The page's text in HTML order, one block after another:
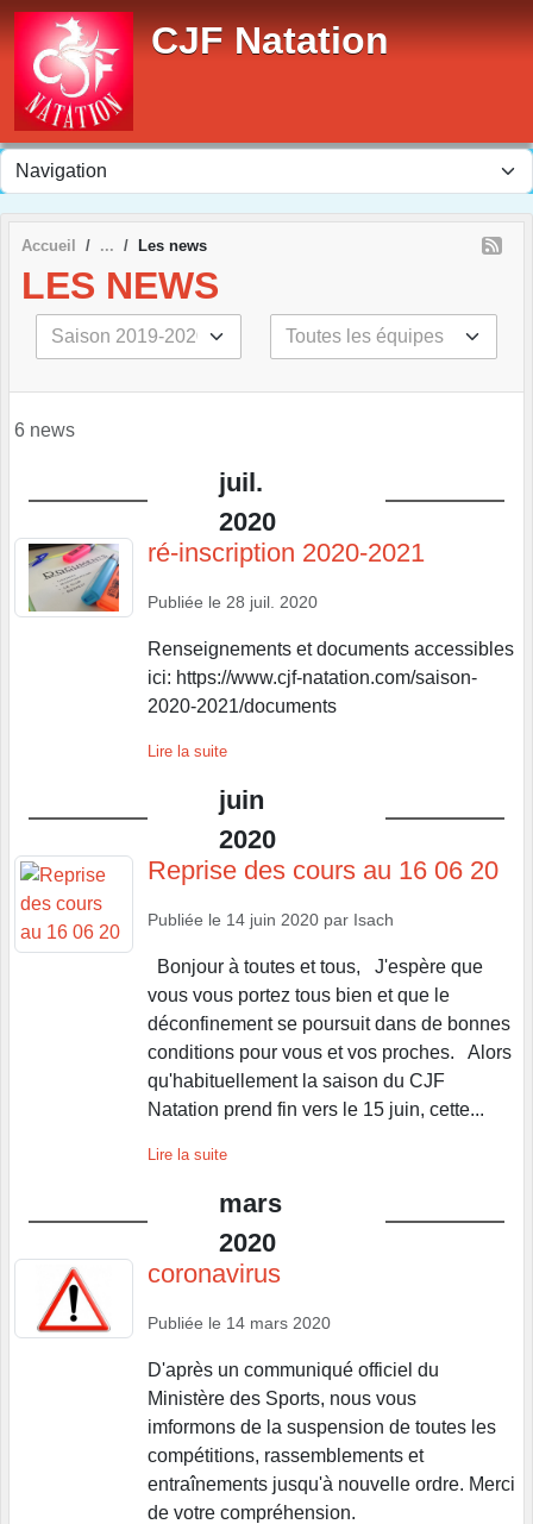
CJF Natation
Accueil Les news
LES NEWS
6 news
juil.
2020
ré-inscription 2020-2021
Publiée le 28 juil. 2020
Renseignements et documents accessibles
ici: https://www.cjf-natation.com/saison-
2020-2021/documents
Lire la suite
juin
2020
Reprise des cours au 16 06 20
Publiée le 14 juin 2020 par Isach
Bonjour à toutes et tous, J'espère que
vous vous portez tous bien et que le
déconfinement se poursuit dans de bonnes
conditions pour vous et vos proches. Alors
qu'habituellement la saison du CJF
Natation prend fin vers le 15 juin, cette...
Lire la suite
mars
2020
coronavirus
Publiée le 14 mars 2020
D'après un communiqué officiel du
Ministère des Sports, nous vous
imformons de la suspension de toutes les
compétitions, rassemblements et
entraînements jusqu'à nouvelle ordre. Merci
de votre compréhension.
Panneau de gestion des cookies